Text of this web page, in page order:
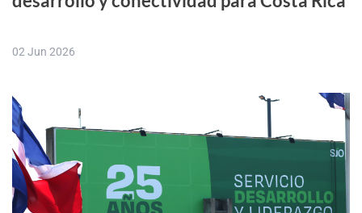
02 Jun 2026